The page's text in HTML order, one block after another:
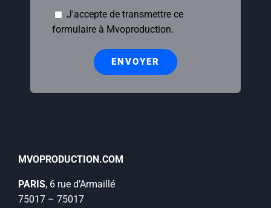
Veuillez laisser ce champ vide.
J'accepte de transmettre ce
formulaire à Mvoproduction.
MVOPRODUCTION.COM
PARIS, 6 rue d’Armaillé
75017 – 75017